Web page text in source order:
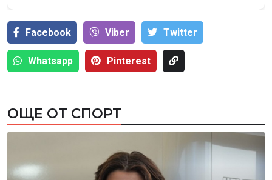
Facebook Viber Тwitter
Whatsapp Pinterest
ОЩЕ ОТ СПОРТ